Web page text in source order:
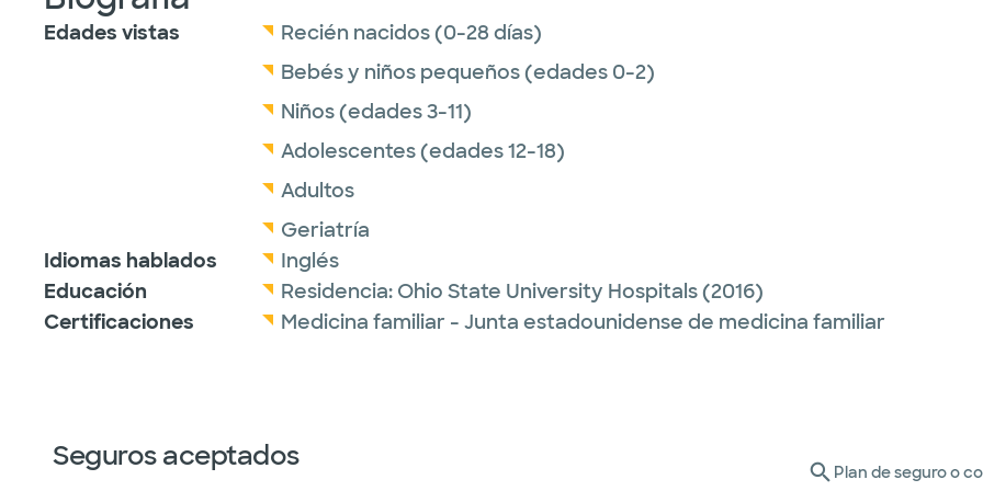
Edades vistas
Recién nacidos (0-28 días)
Bebés y niños pequeños (edades 0-2)
Niños (edades 3-11)
Adolescentes (edades 12-18)
Adultos
Geriatría
Idiomas hablados
Inglés
Educación
Residencia: Ohio State University Hospitals(2016)
Certificaciones
Medicina familiar - Junta estadounidense de medicina familiar
Seguros aceptados Plan de seguro o